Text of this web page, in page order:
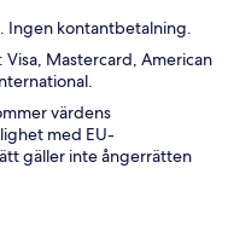
Ingen kontantbetalning.
Mastercard, American
värdens
med EU-
gäller inte ångerrätten